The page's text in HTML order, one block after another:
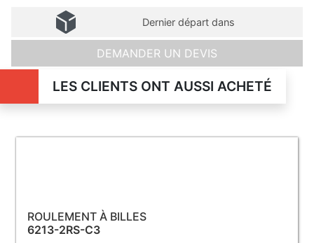
Dernier départ dans
DEMANDER UN DEVIS
LES CLIENTS ONT AUSSI ACHETÉ
ROULEMENT À BILLES
6213-2RS-C3